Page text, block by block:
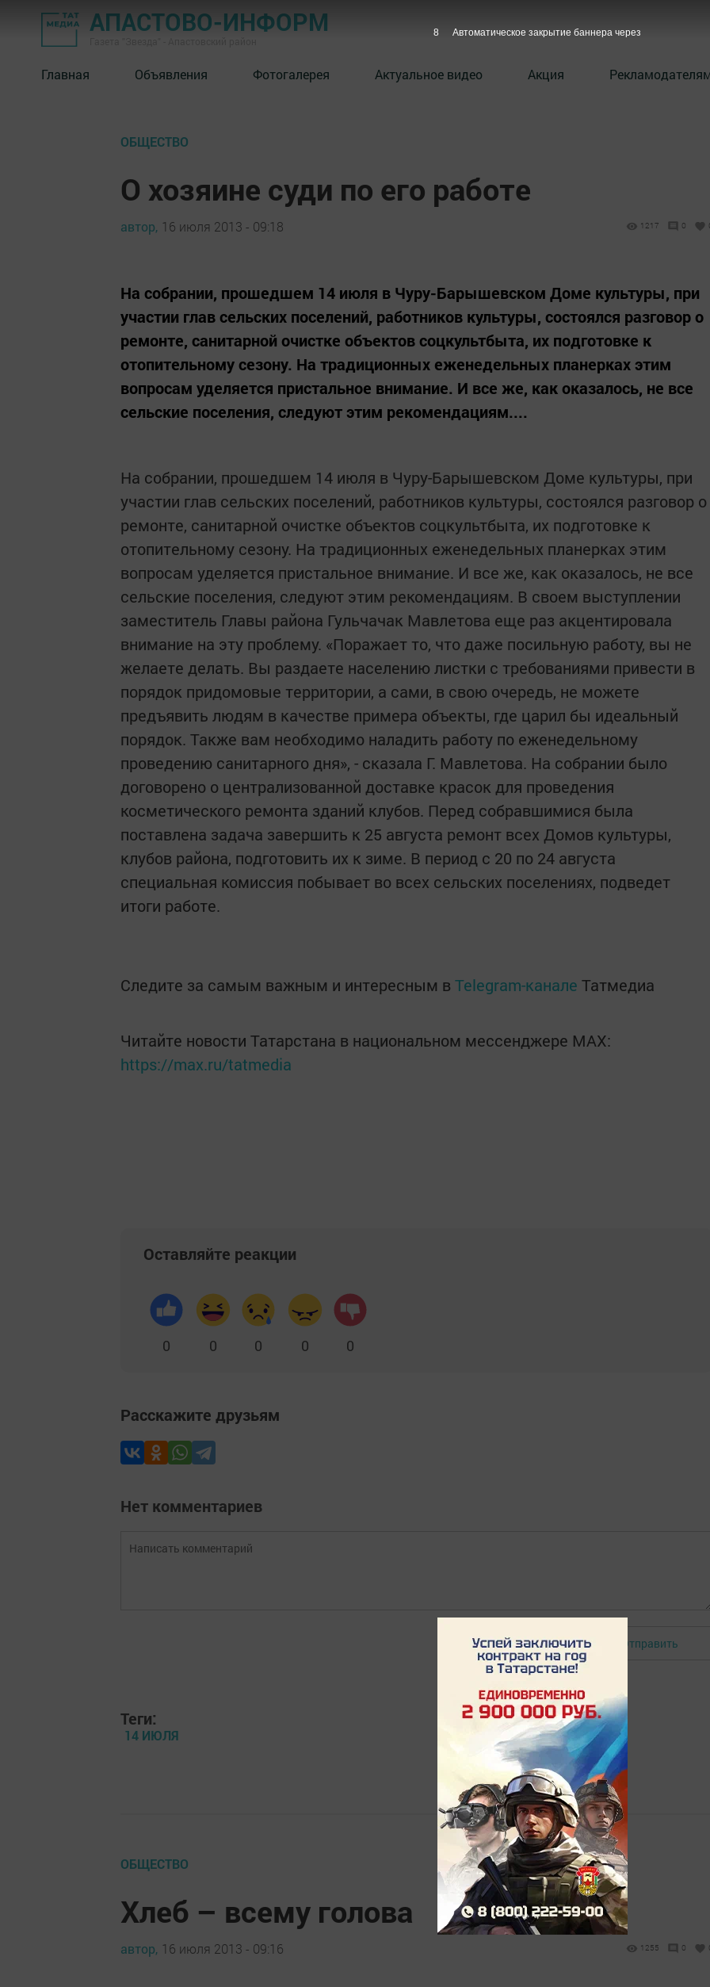
АПАСТОВО-ИНФОРМ
Главная Объявления Фотогалерея Актуальное видео Акция
ОБЩЕСТВО
О хозяине суди по его работе
автор, 16 июля 2013 - 09:18 1217 0
На собрании, прошедшем 14 июля в Чуру-Барышевском Доме культуры, при
участии глав сельских поселений, работников культуры, состоялся разговор о
ремонте, санитарной очистке объектов соцкультбыта, их подготовке к
отопительному сезону. На традиционных еженедельных планерках этим
вопросам уделяется пристальное внимание. И все же, как оказалось, не все
сельские поселения, следуют этим рекомендациям....
На собрании, прошедшем 14 июля в Чуру-Барышевском Доме культуры, при
участии глав сельских поселений, работников культуры, состоялся разговор о
ремонте, санитарной очистке объектов соцкультбыта, их подготовке к
отопительному сезону. На традиционных еженедельных планерках этим
вопросам уделяется пристальное внимание. И все же, как оказалось, не все
сельские поселения, следуют этим рекомендациям. В своем выступлении
заместитель Главы района Гульчачак Мавлетова еще раз акцентировала
внимание на эту проблему. «Поражает то, что даже посильную работу, вы не
желаете делать. Вы раздаете населению листки с требованиями привести в
порядок придомовые территории, а сами, в свою очередь, не можете
предъявить людям в качестве примера объекты, где царил бы идеальный
порядок. Также вам необходимо наладить работу по еженедельному
проведению санитарного дня», - сказала Г. Мавлетова. На собрании было
договорено о централизованной доставке красок для проведения
косметического ремонта зданий клубов. Перед собравшимися была
поставлена задача завершить к 25 августа ремонт всех Домов культуры,
клубов района, подготовить их к зиме. В период с 20 по 24 августа
специальная комиссия побывает во всех сельских поселениях, подведет
итоги работе.
Следите за самым важным и интересным в Telegram-канале Татмедиа
Читайте новости Татарстана в национальном мессенджере MАХ:
https://max.ru/tatmedia
Оставляйте реакции
0 0 0 0 0
Расскажите друзьям
Нет комментариев
Авторизоваться Отправить
Теги:
14 ИЮЛЯ
ОБЩЕСТВО
Хлеб – всему голова
автор, 16 июля 2013 - 09:16 1255 0
7 Автоматическое закрытие баннера через